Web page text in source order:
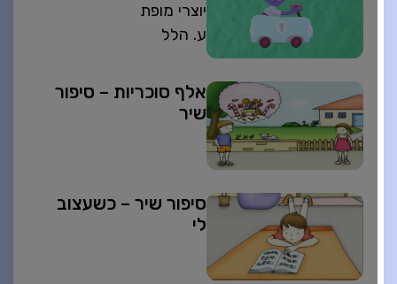
יוצרי מופת
ע. הלל
אלף סוכריות – סיפור
שיר
סיפור שיר – כשעצוב